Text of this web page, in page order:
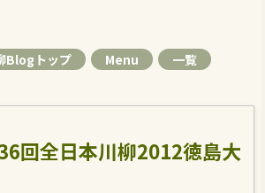
Blogトップ Menu 一覧
回全日本川柳2012徳島大